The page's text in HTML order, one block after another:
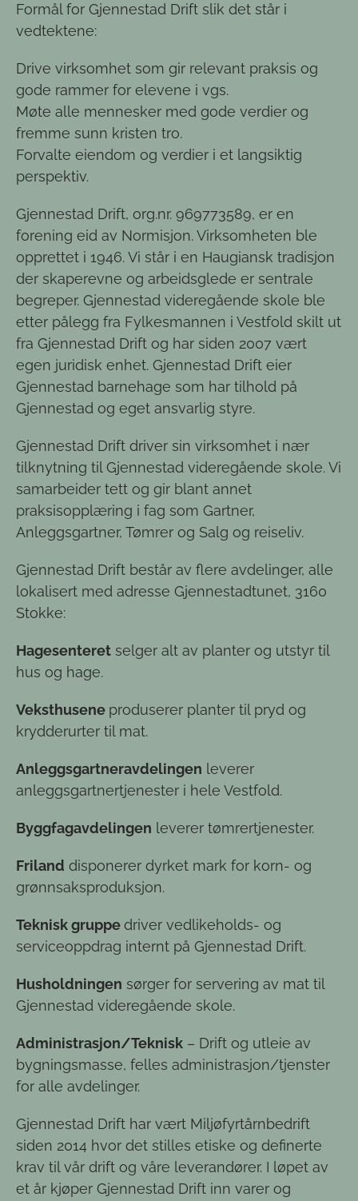
Formål for Gjennestad Drift slik det står i
vedtektene:
Drive virksomhet som gir relevant praksis og
gode rammer for elevene i vgs.
Møte alle mennesker med gode verdier og
fremme sunn kristen tro.
Forvalte eiendom og verdier i et langsiktig
perspektiv.
Gjennestad Drift, org.nr. 969773589, er en
forening eid av Normisjon. Virksomheten ble
opprettet i 1946. Vi står i en Haugiansk tradisjon
der skaperevne og arbeidsglede er sentrale
begreper. Gjennestad videregående skole ble
etter pålegg fra Fylkesmannen i Vestfold skilt ut
fra Gjennestad Drift og har siden 2007 vært
egen juridisk enhet. Gjennestad Drift eier
Gjennestad barnehage som har tilhold på
Gjennestad og eget ansvarlig styre.
Gjennestad Drift driver sin virksomhet i nær
tilknytning til Gjennestad videregående skole. Vi
samarbeider tett og gir blant annet
praksisopplæring i fag som Gartner,
Anleggsgartner, Tømrer og Salg og reiseliv.
Gjennestad Drift består av flere avdelinger, alle
lokalisert med adresse Gjennestadtunet, 3160
Stokke:
Hagesenteret selger alt av planter og utstyr til
hus og hage.
Veksthusene produserer planter til pryd og
krydderurter til mat.
Anleggsgartneravdelingen leverer
anleggsgartnertjenester i hele Vestfold.
Byggfagavdelingen leverer tømrertjenester.
Friland disponerer dyrket mark for korn- og
grønnsaksproduksjon.
Teknisk gruppedriver vedlikeholds- og
serviceoppdrag internt på Gjennestad Drift.
Husholdningen sørger for servering av mat til
Gjennestad videregående skole.
Administrasjon/Teknisk – Drift og utleie av
bygningsmasse, felles administrasjon/tjenster
for alle avdelinger.
Gjennestad Drift har vært Miljøfyrtårnbedrift
siden 2014 hvor det stilles etiske og definerte
krav til vår drift og våre leverandører. I løpet av
et år kjøper Gjennestad Drift inn varer og